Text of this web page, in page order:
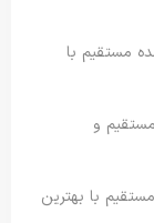
مستقیم با
و
با بهترین